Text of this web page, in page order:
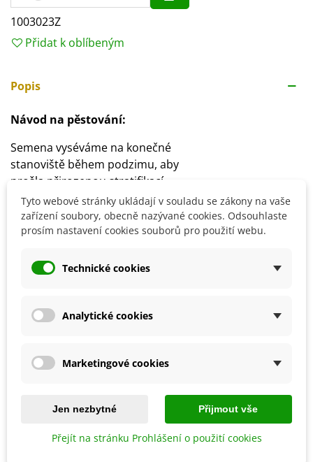
1003023Z
Přidat k oblíbeným
Popis
Návod na pěstování:
Semena vyséváme na konečné
stanoviště během podzimu, aby
prošla přirozenou stratifikací.
Pokud je chceme předpěstovat doma, stratifikujeme 1 -
2 měsíce.
V březnu předpěstujeme
Klíčení trvá přibližně 4 - 6 týdnů nebo déle.
a udržujeme ji stále vlhkou.
Detaily produktu
SOUVISEJÍCÍ PRODUKTY
Tyto webové stránky ukládají v souladu se zákony na vaše
zařízení soubory, obecně nazývané cookies. Odsouhlaste
prosím nastavení cookies souborů pro použití webu.
Technické cookies
Analytické cookies
Marketingové cookies
Jen nezbytné Přijmout vše
Přejít na stránku Prohlášení o použití cookies